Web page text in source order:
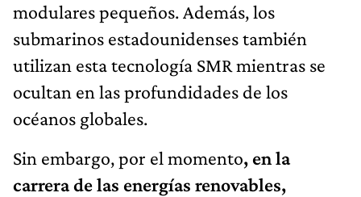
modulares pequeños. Además, los
submarinos estadounidenses también
utilizan esta tecnología SMR mientras se
ocultan en las profundidades de los
océanos globales.
Sin embargo, por el momento, en la
carrera de las energías renovables,